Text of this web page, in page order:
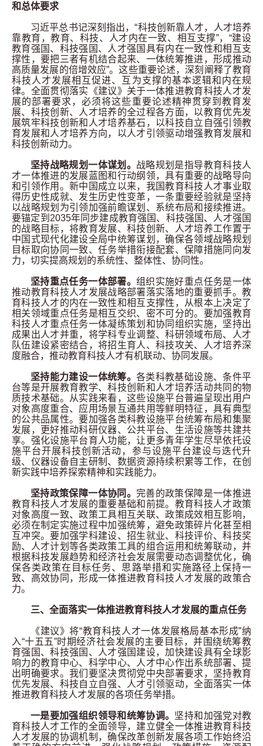
和总体要求
习近平总书记深刻指出，“科技创新靠人才，人才培养
靠教育，教育、科技、人才内在一致、相互支撑”，“建设
教育强国、科技强国、人才强国具有内在一致性和相互支
撑性，要把三者有机结合起来、一体统筹推进，形成推动
高质量发展的倍增效应”。这些重要论述，深刻阐释了教育
科技人才发展相互促进、互为支撑的基本逻辑和内在规
律。全面贯彻落实《建议》关于一体推进教育科技人才发
展的部署要求，必须将这些重要论述精神贯穿到教育发
展、科技创新、人才培养的全过程各方面，以教育优先发
展筑牢科技创新和人才培养基石，以科技自立自强引领教
育发展和人才培养方向，以人才引领驱动增强教育发展和
科技创新动力。
坚持战略规划一体谋划。 战略规划是指导教育科技人
才一体推进的发展蓝图和行动纲领，具有重要的战略导向
和引领作用。新中国成立以来，我国教育科技人才事业取
得历史性成就、发生历史性变革，一条重要经验就是坚持
以战略规划为引领加强前瞻谋划、系统布局和接续推进。
要锚定到 2035年同步建成教育强国、科技强国、人才强国
的战略目标，将教育发展、科技创新、人才培养工作置于
中国式现代化建设全局中统筹谋划，确保各领域战略规划
目标取向协同一致、任务举措衔接配套、保障措施同向发
力，切实提高规划的系统性、整体性、协同性。
坚持重点任务一体部署。 组织实施好重点任务是一体
推动教育科技人才发展战略部署落实落地的重要抓手。教
育科技人才的内在一致性和相互支撑性，从根本上决定了
相关领域重点任务是相互交织、密不可分的。要加强教育
科技人才重点任务一体凝练策划和协同组织实施，坚持出
成果出人才并重，将学科专业调整、科研领域布局、人才
队伍建设紧密结合，将招生育人、科技攻关、人才培养深
度融合，推动教育科技人才有机联动、协同发展。
坚持能力建设一体统筹。 各类科教基础设施、条件平
台等是开展教育教学、科技创新和人才培养活动共同的物
质技术基础。从实践来看，这些设施平台普遍呈现出用户
对象高度重合、应用场景互通共用等鲜明特征，具有典型
的公共品属性。要加强各类科教设施平台统筹布局和集聚
发展，更好推动科研仪器、公共平台、生活设施等共建共
享。强化设施平台育人功能，让更多青年学生尽早依托设
施平台开展科技创新活动，参与设施平台建设与迭代升
级、仪器设备自主研制、数据资源持续积累等工作，在创
新实践中培养探索精神和实践能力。
坚持政策保障一体协同。 完善的政策保障是一体推进
教育科技人才发展的重要基础和前提。教育科技人才政策
对象高度一致、政策工具相互关联、政策成效相互影响，
必须在制定实施过程中加强统筹，避免政策碎片化甚至相
互冲突。要加强学科建设、招生就业、科技评价、科技奖
励、人才计划等各类政策工具的组合运用和统筹联动，并
根据科技发展趋势和经济社会发展需要动态调整优化，确
保各类政策在目标任务、思路举措和实施路径上保持一
致、高效协同，形成一体推进教育科技人才发展的政策合
力。
三、全面落实一体推进教育科技人才发展的重点任务
《建议》将“教育科技人才一体发展格局基本形成”纳
入“十五五”时期经济社会发展的主要目标，并围绕统筹教
育强国、科技强国、人才强国建设，加快建设具有全球影
响力的教育中心、科学中心、人才中心作出系统部署、提
出明确要求。我们要坚决贯彻党中央部署要求，坚持教育
优先发展、科技自立自强、人才引领驱动，全面落实一体
推进教育科技人才发展的各项任务举措。
一是要加强组织领导和统筹协调。 坚持和加强党对教
育科技人才工作的全面领导，建立健全一体推进教育科技
人才发展的协调机制，确保改革创新发展各项工作始终沿